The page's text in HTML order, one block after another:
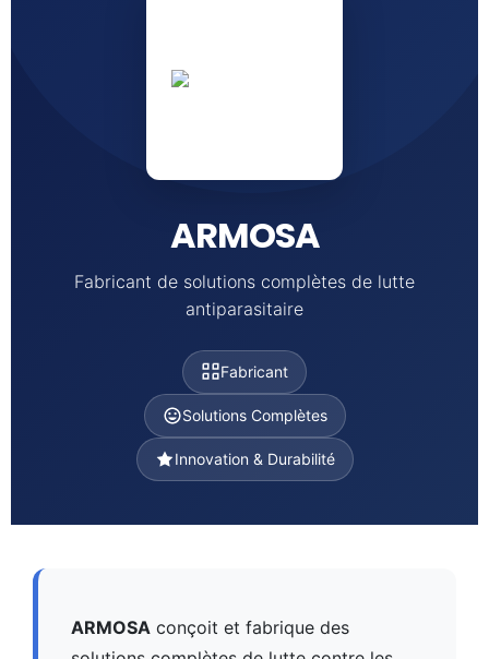
ARMOSA
Fabricant de solutions complètes de lutte
antiparasitaire
Fabricant
Solutions Complètes
Innovation & Durabilité
ARMOSA conçoit et fabrique des